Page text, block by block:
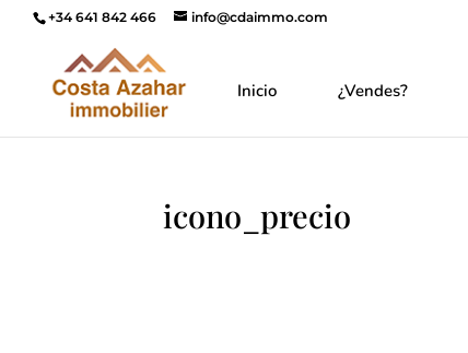
+34 641 842 466 info@cdaimmo.com
Inicio ¿Vendes?
icono_precio